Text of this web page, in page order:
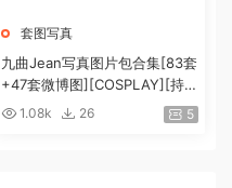
套图写真
九曲Jean写真图片包合集[83套
+47套微博图][COSPLAY][持续
更新]1.08k 26 5